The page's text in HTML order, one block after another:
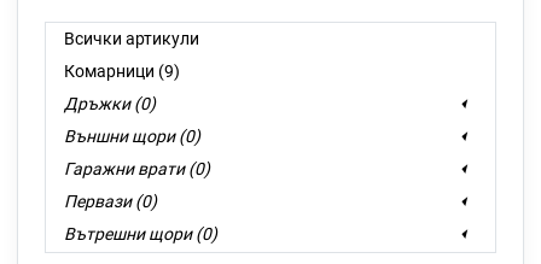
Всички артикули
Комарници (9)
Дръжки (0)
Външни щори (0)
Гаражни врати (0)
Первази (0)
Вътрешни щори (0)